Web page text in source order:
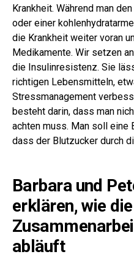
Krankheit. Während man
oder einer
die Krankheit weiter voran
Medikamente. Wir setzen
die Insulinresistenz. Sie
richtigen Lebensmitteln,
Stressmanagement
besteht darin, dass man
achten muss. Man soll eine
dass der Blutzucker durch
Barbara und
erklären, wie die
abläuft